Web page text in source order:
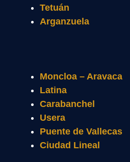
Tetuán
Arganzuela
Moncloa – Aravaca
Latina
Carabanchel
Usera
Puente de Vallecas
Ciudad Lineal